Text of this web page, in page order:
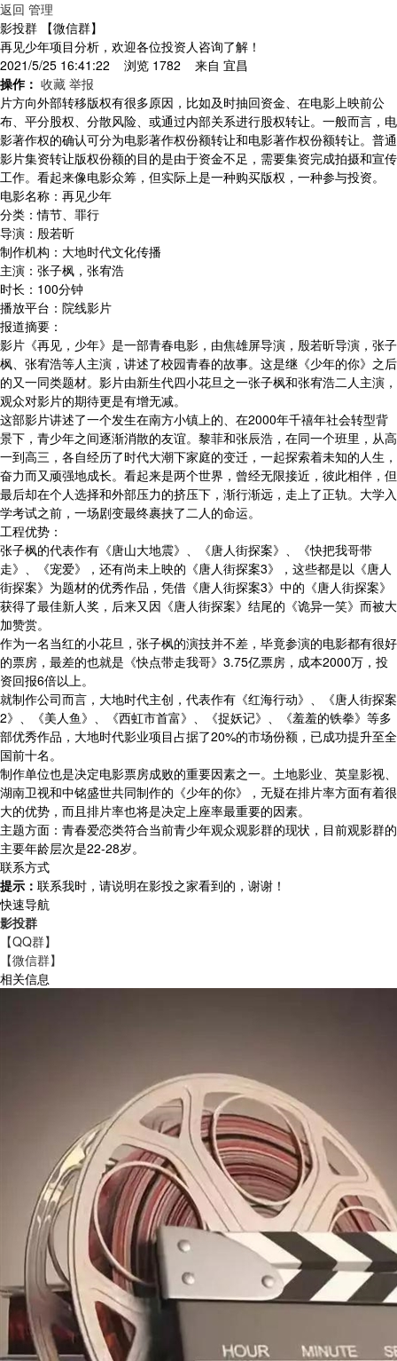
返回 管理
影投群 【微信群】
再见少年项目分析，欢迎各位投资人咨询了解！
2021/5/25 16:41:22 浏览 1782 来自 宜昌
操作： 收藏 举报
片方向外部转移版权有很多原因，比如及时抽回资金、在电影上映前公
布、平分股权、分散风险、或通过内部关系进行股权转让。一般而言，电
影著作权的确认可分为电影著作权份额转让和电影著作权份额转让。普通
影片集资转让版权份额的目的是由于资金不足，需要集资完成拍摄和宣传
工作。看起来像电影众筹，但实际上是一种购买版权，一种参与投资。
电影名称：再见少年
分类：情节、罪行
导演：殷若昕
制作机构：大地时代文化传播
主演：张子枫，张宥浩
时长：100分钟
播放平台：院线影片
报道摘要：
影片《再见，少年》是一部青春电影，由焦雄屏导演，殷若昕导演，张子
枫、张宥浩等人主演，讲述了校园青春的故事。这是继《少年的你》之后
的又一同类题材。影片由新生代四小花旦之一张子枫和张宥浩二人主演，
观众对影片的期待更是有增无减。
这部影片讲述了一个发生在南方小镇上的、在2000年千禧年社会转型背
景下，青少年之间逐渐消散的友谊。黎菲和张辰浩，在同一个班里，从高
一到高三，各自经历了时代大潮下家庭的变迁，一起探索着未知的人生，
奋力而又顽强地成长。看起来是两个世界，曾经无限接近，彼此相伴，但
最后却在个人选择和外部压力的挤压下，渐行渐远，走上了正轨。大学入
学考试之前，一场剧变最终裹挟了二人的命运。
工程优势：
张子枫的代表作有《唐山大地震》、《唐人街探案》、《快把我哥带
走》、《宠爱》，还有尚未上映的《唐人街探案3》，这些都是以《唐人
街探案》为题材的优秀作品，凭借《唐人街探案3》中的《唐人街探案》
获得了最佳新人奖，后来又因《唐人街探案》结尾的《诡异一笑》而被大
加赞赏。
作为一名当红的小花旦，张子枫的演技并不差，毕竟参演的电影都有很好
的票房，最差的也就是《快点带走我哥》3.75亿票房，成本2000万，投
资回报6倍以上。
就制作公司而言，大地时代主创，代表作有《红海行动》、《唐人街探案
2》、《美人鱼》、《西虹市首富》、《捉妖记》、《羞羞的铁拳》等多
部优秀作品，大地时代影业项目占据了20%的市场份额，已成功提升至全
国前十名。
制作单位也是决定电影票房成败的重要因素之一。土地影业、英皇影视、
湖南卫视和中铭盛世共同制作的《少年的你》，无疑在排片率方面有着很
大的优势，而且排片率也将是决定上座率最重要的因素。
主题方面：青春爱恋类符合当前青少年观众观影群的现状，目前观影群的
主要年龄层次是22-28岁。
联系方式
提示： 联系我时，请说明在影投之家看到的，谢谢！
快速导航
影投群
【QQ群】
【微信群】
相关信息